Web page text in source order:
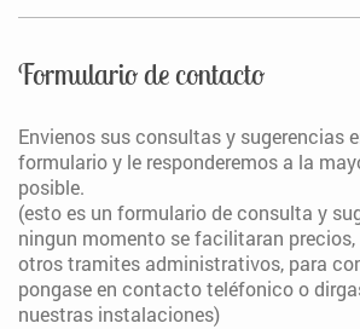
Formulario de contacto
Envienos sus consultas y sugerencias
formulario y le responderemos a la
posible.
(esto es un formulario de consulta y
ningun momento se facilitaran precios,
otros tramites administrativos, para
pongase en contacto teléfonico o
nuestras instalaciones)